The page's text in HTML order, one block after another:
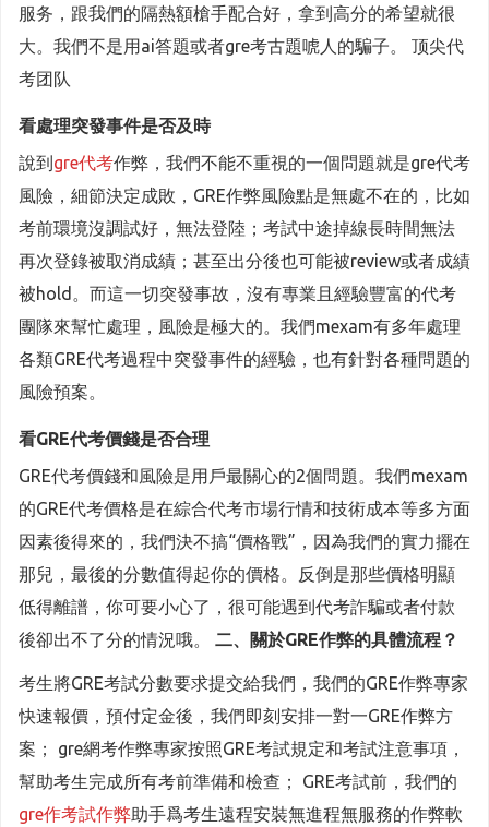
服务，跟我們的隔熱額槍手配合好，拿到高分的希望就很
大。我們不是用ai答題或者gre考古題唬人的騙子。 顶尖代
考团队
看處理突發事件是否及時
說到gre代考作弊，我們不能不重視的一個問題就是gre代考
風險，細節決定成敗，GRE作弊風險點是無處不在的，比如
考前環境沒調試好，無法登陸；考試中途掉線長時間無法
再次登錄被取消成績；甚至出分後也可能被review或者成績
被hold。而這一切突發事故，沒有專業且經驗豐富的代考
團隊來幫忙處理，風險是極大的。我們mexam有多年處理
各類GRE代考過程中突發事件的經驗，也有針對各種問題的
風險預案。
看GRE代考價錢是否合理
GRE代考價錢和風險是用戶最關心的2個問題。我們mexam
的GRE代考價格是在綜合代考市場行情和技術成本等多方面
因素後得來的，我們決不搞“價格戰”，因為我們的實力擺在
那兒，最後的分數值得起你的價格。反倒是那些價格明顯
低得離譜，你可要小心了，很可能遇到代考詐騙或者付款
後卻出不了分的情況哦。 二、關於GRE作弊的具體流程？
考生將GRE考試分數要求提交給我們，我們的GRE作弊專家
快速報價，預付定金後，我們即刻安排一對一GRE作弊方
案； gre網考作弊專家按照GRE考試規定和考試注意事項，
幫助考生完成所有考前準備和檢查； GRE考試前，我們的
gre作考試作弊助手爲考生遠程安裝無進程無服務的作弊軟